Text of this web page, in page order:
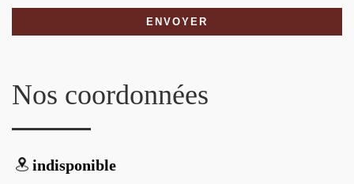
Nos coordonnées
indisponible